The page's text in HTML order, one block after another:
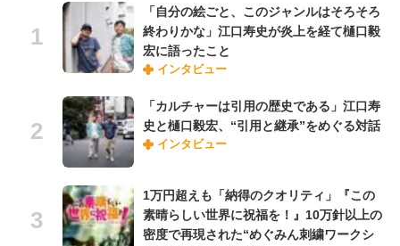
「自分の絵ごと、このジャンルはそろそろ
終わりかな」江口寿史が炎上を経て樋口毅
宏に語ったこと
インタビュー
「カルチャーは引用の歴史である」江口寿
史と樋口毅宏、“引用と継承”をめぐる対話
インタビュー
1万円超えも「納得のクオリティ」『この
素晴らしい世界に祝福を！』10万針以上の
密度で再現された“めぐみん刺繍ワークシ